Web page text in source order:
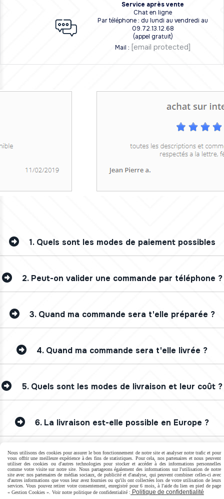
Service après vente
Chat en ligne
Par téléphone : du lundi au vendredi au
09.72.13.12.68
(appel gratuit)
Mail : [email protected]
1. Quels sont les modes de paiement possibles
2. Peut-on valider une commande par téléphone ?
3. Quand ma commande sera t'elle préparée ?
4. Quand ma commande sera t'elle livrée ?
5. Quels sont les modes de livraison et leur coût ?
6. La livraison est-elle possible en Europe ?
Facebook est désactivé. Autoriser
MENTIONS LÉGALES CONDITIONS GÉNÉRALES DE VENTE
SE RÉTRACTER
POLITIQUE DE CONFIDENTIALITÉ
GESTION COOKIES MON COMPTE
Nous utilisons des cookies pour assurer le bon fonctionnement de notre site et analyser notre trafic et pour
vous offrir une meilleure expérience à des fins de statistiques. Pour cela, nos partenaires et nous peuvent
utiliser des cookies ou d'autres technologies pour stocker et accéder à des informations personnelles
comme votre visite sur notre site. Nous partageons également des informations sur l'utilisation de notre
site avec nos partenaires de médias sociaux, de publicité et d'analyse, qui peuvent combiner celles-ci avec
d'autres informations que vous leur avez fournies ou qu'ils ont collectées lors de votre utilisation de leurs
services. Vous pouvez retirer votre consentement, enregistré pour 6 mois, à l'aide du lien en pied de page
« Gestion Cookies ». Voir notre politique de confidentialité : Politique de confidentialité